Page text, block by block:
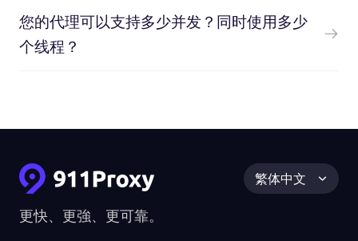
您的代理可以支持多少并发？同时使用多少
个线程？
更快、更強、更可靠。
繁体中文